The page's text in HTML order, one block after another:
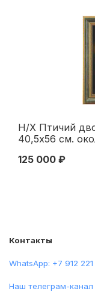
Н/Х Птичий
40,5x56 см.
125 000 ₽
Контакты
WhatsApp: +7 912 221
Наш телеграм-канал